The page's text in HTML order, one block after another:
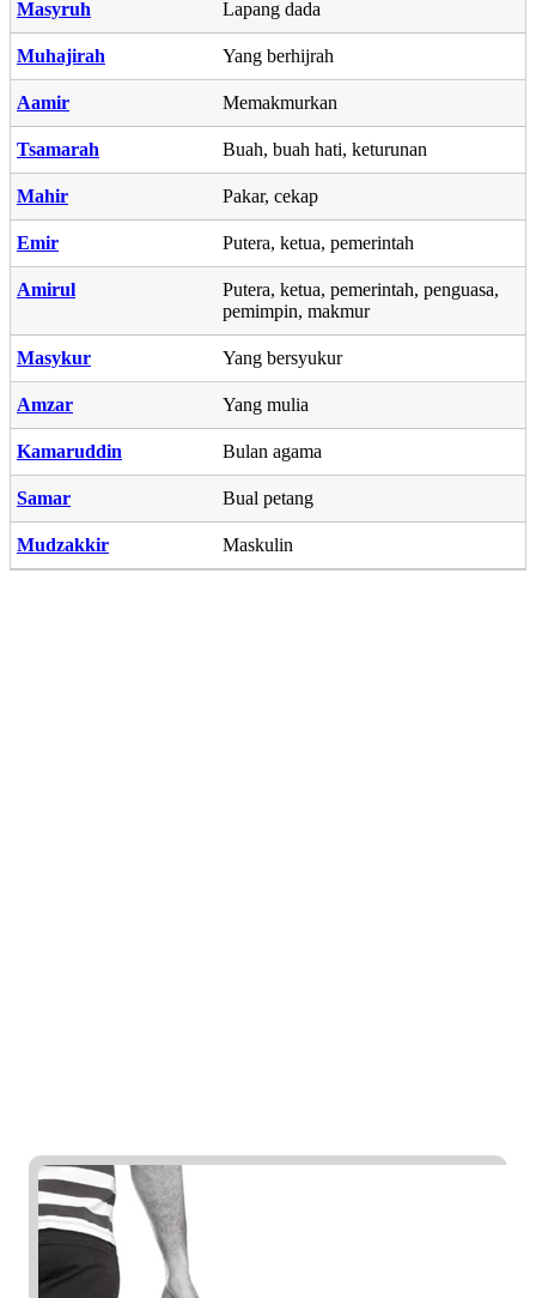
Masyruh Lapang dada
Muhajirah Yang berhijrah
Aamir Memakmurkan
Tsamarah Buah, buah hati, keturunan
Mahir Pakar, cekap
Emir Putera, ketua, pemerintah
Amirul
Putera, ketua, pemerintah, penguasa,
pemimpin, makmur
Masykur Yang bersyukur
Amzar Yang mulia
Kamaruddin Bulan agama
Samar Bual petang
Mudzakkir Maskulin